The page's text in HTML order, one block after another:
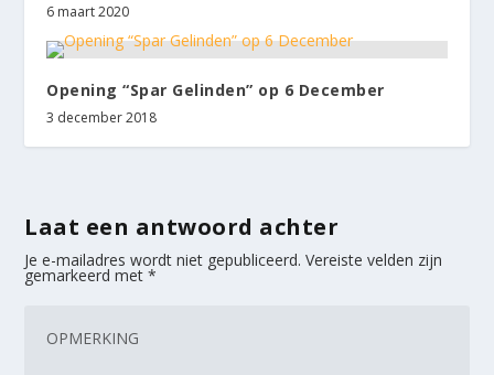
6 maart 2020
Opening “Spar Gelinden” op 6 December
3 december 2018
Laat een antwoord achter
Je e-mailadres wordt niet gepubliceerd. Vereiste velden zijn
gemarkeerd met*